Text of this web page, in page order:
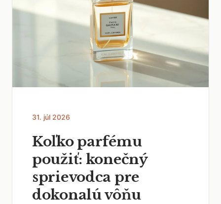
31. júl 2026
Koľko parfému
použiť: konečný
sprievodca pre
dokonalú vôňu